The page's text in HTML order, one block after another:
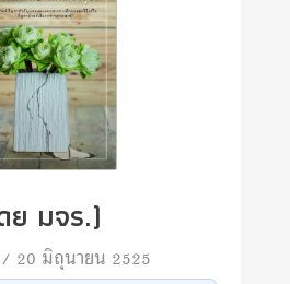
ย มจร.)
/ 20 มิถุนายน 2525